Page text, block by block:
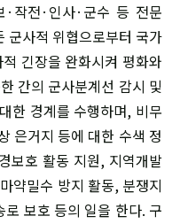
작전·인사·군수 등 전문
군사적 위협으로부터 국가
긴장을 완화시켜 평화와
간의 군사분계선 감시 및
한 경계를 수행하며, 비무
은거지 등에 대한 수색 정
보호 활동 지원, 지역개발
약밀수 방지 활동, 분쟁지
보호 등의 일을 한다. 구